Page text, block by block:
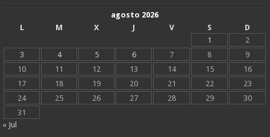
agosto 2026
L
M X J V S
D
1
2
3
4 5 6 7 8
9
10
11 12 13 14 15
16
17
18 19 20 21 22
23
24
25 26 27 28 29
30
31
« Jul